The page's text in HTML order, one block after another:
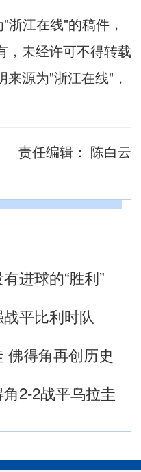
浙江在线"的稿件，
，未经许可不得转载
源为"浙江在线"，
责任编辑： 陈白云
进球的“胜利”
平比利时队
佛得角再创历史
2-2战平乌拉圭